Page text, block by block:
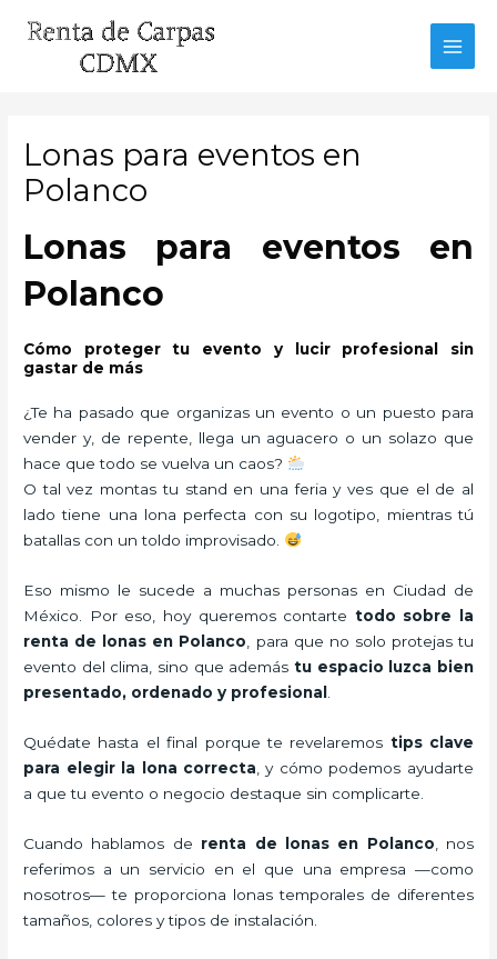
Lonas para eventos en
Polanco
Lonas para eventos en
Polanco
Cómo proteger tu evento y lucir profesional sin
gastar de más
¿Te ha pasado que organizas un evento o un puesto para
vender y, de repente, llega un aguacero o un solazo que
hace que todo se vuelva un caos?
O tal vez montas tu stand en una feria y ves que el de al
lado tiene una lona perfecta con su logotipo, mientras tú
batallas con un toldo improvisado.
Eso mismo le sucede a muchas personas en Ciudad de
México. Por eso, hoy queremos contarte todo sobre la
renta de lonas en Polanco , para que no solo protejas tu
evento del clima, sino que además tu espacio luzca bien
presentado, ordenado y profesional
Quédate hasta el final porque te revelaremos tips clave
para elegir la lona correcta , y cómo podemos ayudarte
a que tu evento o negocio destaque sin complicarte.
Cuando hablamos de renta de lonas en Polanco , nos
referimos a un servicio en el que una empresa —como
nosotros— te proporciona lonas temporales de diferentes
tamaños, colores y tipos de instalación.